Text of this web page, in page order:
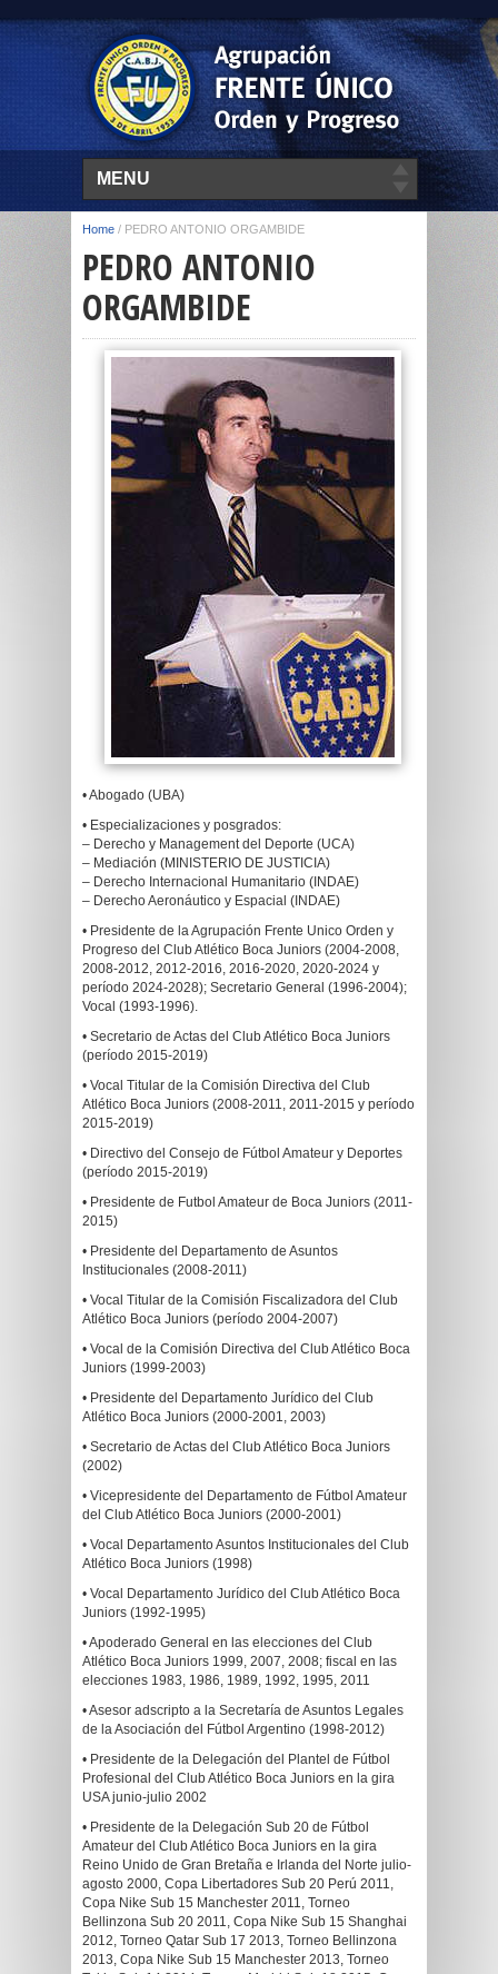
MENU
Home / PEDRO ANTONIO ORGAMBIDE
PEDRO ANTONIO
ORGAMBIDE
• Abogado (UBA)
• Especializaciones y posgrados:
– Derecho y Management del Deporte (UCA)
– Mediación (MINISTERIO DE JUSTICIA)
– Derecho Internacional Humanitario (INDAE)
– Derecho Aeronáutico y Espacial (INDAE)
• Presidente de la Agrupación Frente Unico Orden y
Progreso del Club Atlético Boca Juniors (2004-2008,
2008-2012, 2012-2016, 2016-2020, 2020-2024 y
período 2024-2028); Secretario General (1996-2004);
Vocal (1993-1996).
• Secretario de Actas del Club Atlético Boca Juniors
(período 2015-2019)
• Vocal Titular de la Comisión Directiva del Club
Atlético Boca Juniors (2008-2011, 2011-2015 y período
2015-2019)
• Directivo del Consejo de Fútbol Amateur y Deportes
(período 2015-2019)
• Presidente de Futbol Amateur de Boca Juniors (2011-
2015)
• Presidente del Departamento de Asuntos
Institucionales (2008-2011)
• Vocal Titular de la Comisión Fiscalizadora del Club
Atlético Boca Juniors (período 2004-2007)
• Vocal de la Comisión Directiva del Club Atlético Boca
Juniors (1999-2003)
• Presidente del Departamento Jurídico del Club
Atlético Boca Juniors (2000-2001, 2003)
• Secretario de Actas del Club Atlético Boca Juniors
(2002)
• Vicepresidente del Departamento de Fútbol Amateur
del Club Atlético Boca Juniors (2000-2001)
• Vocal Departamento Asuntos Institucionales del Club
Atlético Boca Juniors (1998)
• Vocal Departamento Jurídico del Club Atlético Boca
Juniors (1992-1995)
• Apoderado General en las elecciones del Club
Atlético Boca Juniors 1999, 2007, 2008; fiscal en las
elecciones 1983, 1986, 1989, 1992, 1995, 2011
• Asesor adscripto a la Secretaría de Asuntos Legales
de la Asociación del Fútbol Argentino (1998-2012)
• Presidente de la Delegación del Plantel de Fútbol
Profesional del Club Atlético Boca Juniors en la gira
USA junio-julio 2002
• Presidente de la Delegación Sub 20 de Fútbol
Amateur del Club Atlético Boca Juniors en la gira
Reino Unido de Gran Bretaña e Irlanda del Norte julio-
agosto 2000, Copa Libertadores Sub 20 Perú 2011,
Copa Nike Sub 15 Manchester 2011, Torneo
Bellinzona Sub 20 2011, Copa Nike Sub 15 Shanghai
2012, Torneo Qatar Sub 17 2013, Torneo Bellinzona
2013, Copa Nike Sub 15 Manchester 2013, Torneo